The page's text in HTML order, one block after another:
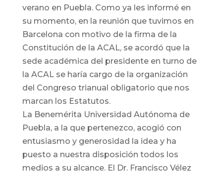
verano en Puebla. Como ya les informé en
su momento, en la reunión que tuvimos en
Barcelona con motivo de la firma de la
Constitución de la ACAL, se acordó que la
sede académica del presidente en turno de
la ACAL se haría cargo de la organización
del Congreso trianual obligatorio que nos
marcan los Estatutos.
La Benemérita Universidad Autónoma de
Puebla, a la que pertenezco, acogió con
entusiasmo y generosidad la idea y ha
puesto a nuestra disposición todos los
medios a su alcance. El Dr. Francisco Vélez